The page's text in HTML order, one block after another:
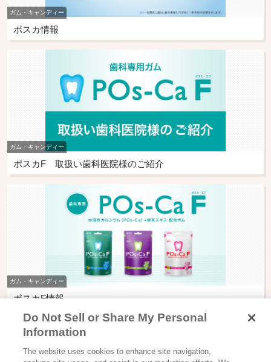
ガム・キャンディー
ポスカ情報
ガム・キャンディー
ポスカF 取扱い歯科医院様のご紹介
ガム・キャンディー
ポスカF情報
Glicoからの最新情報を受け取る
Do Not Sell or Share My Personal
Information
The website uses cookies to enhance site navigation,